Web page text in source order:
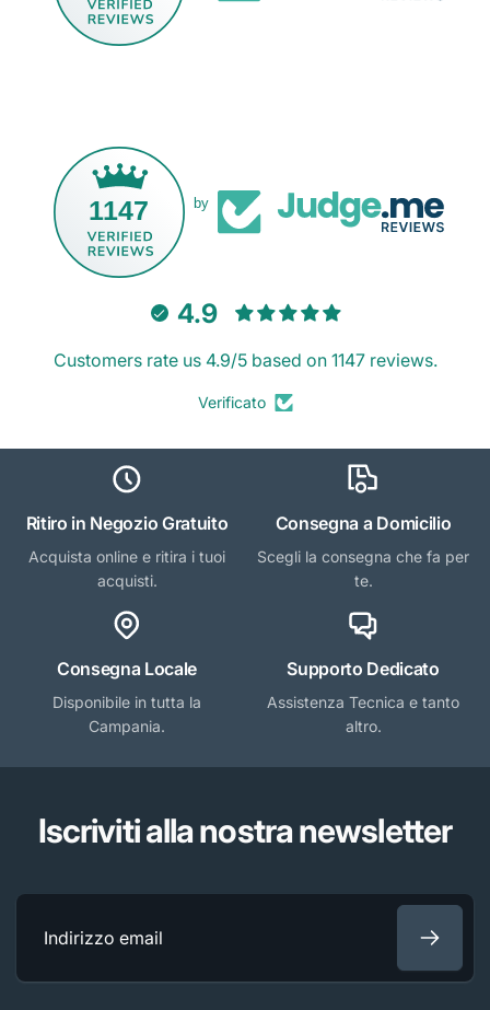
1147 by
4.9
Customers rate us 4.9/5 based on 1147 reviews.
Verificato
Ritiro in Negozio Gratuito
Acquista online e ritira i tuoi
acquisti.
Consegna a Domicilio
Scegli la consegna che fa per
te.
Consegna Locale
Disponibile in tutta la
Campania.
Supporto Dedicato
Assistenza Tecnica e tanto
altro.
Iscriviti alla nostra newsletter
Indirizzo